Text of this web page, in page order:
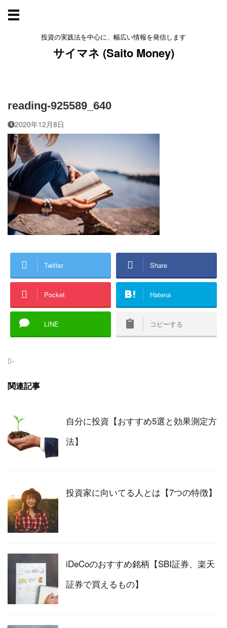
投資の実践法を中心に、幅広い情報を発信します
サイマネ (Saito Money)
reading-925589_640
2020年12月8日
Twitter Share
Pocket Hatena
LINE コピーする
-
関連記事
自分に投資【おすすめ5選と効果測定方
法】
投資家に向いてる人とは【7つの特徴】
iDeCoのおすすめ銘柄【SBI証券、楽天
証券で買えるもの】